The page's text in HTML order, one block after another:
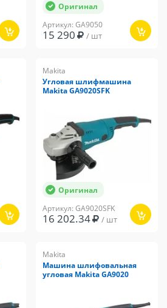
Оригинал
Артикул: GA9050
15 290 / шт
Makita
Угловая шлифмашина
Makita GA9020SFK
Оригинал
Артикул: GA9020SFK
16 202.34 / шт
Makita
Машина шлифовальная
угловая Makita GA9020